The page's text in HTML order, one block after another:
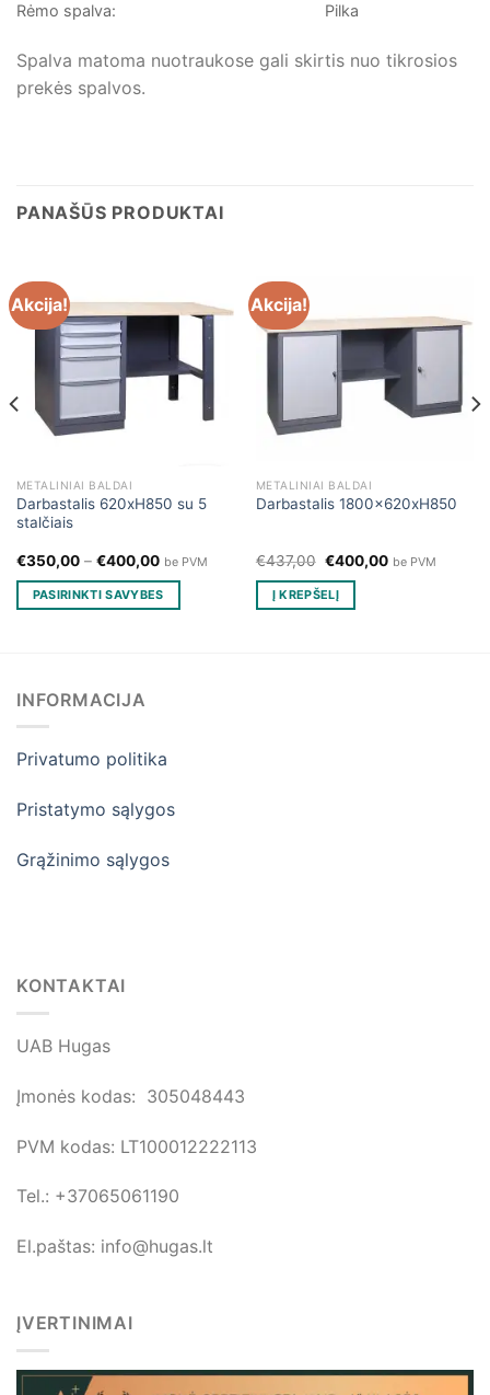
Rėmo spalva:
Pilka
Spalva matoma nuotraukose gali skirtis nuo tikrosios
prekės spalvos.
PANAŠŪS PRODUKTAI
Akcija!
METALINIAI BALDAI
Darbastalis 620xH850 su 5
stalčiais
€350,00– €400,00 be PVM
PASIRINKTI SAVYBES
variants.
options
be
on
Akcija!
METALINIAI BALDAI
Darbastalis 1800x620xH850
€437,00 Original
was:
€437,00.
€400,00Current
be PVM
Į KREPŠELĮ
INFORMACIJA
Privatumo politika
Pristatymo sąlygos
Grąžinimo sąlygos
KONTAKTAI
UAB Hugas
Įmonės kodas: 305048443
PVM kodas: LT100012222113
Tel.: +37065061190
El.paštas: info@hugas.lt
ĮVERTINIMAI